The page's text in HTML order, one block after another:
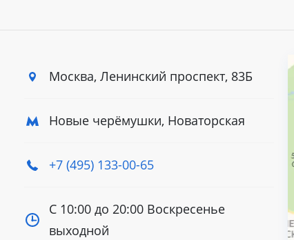
Москва, Ленинский проспект, 83Б
Новые черёмушки, Новаторская
+7 (495) 133-00-65
С 10:00 до 20:00 Воскресенье
выходной